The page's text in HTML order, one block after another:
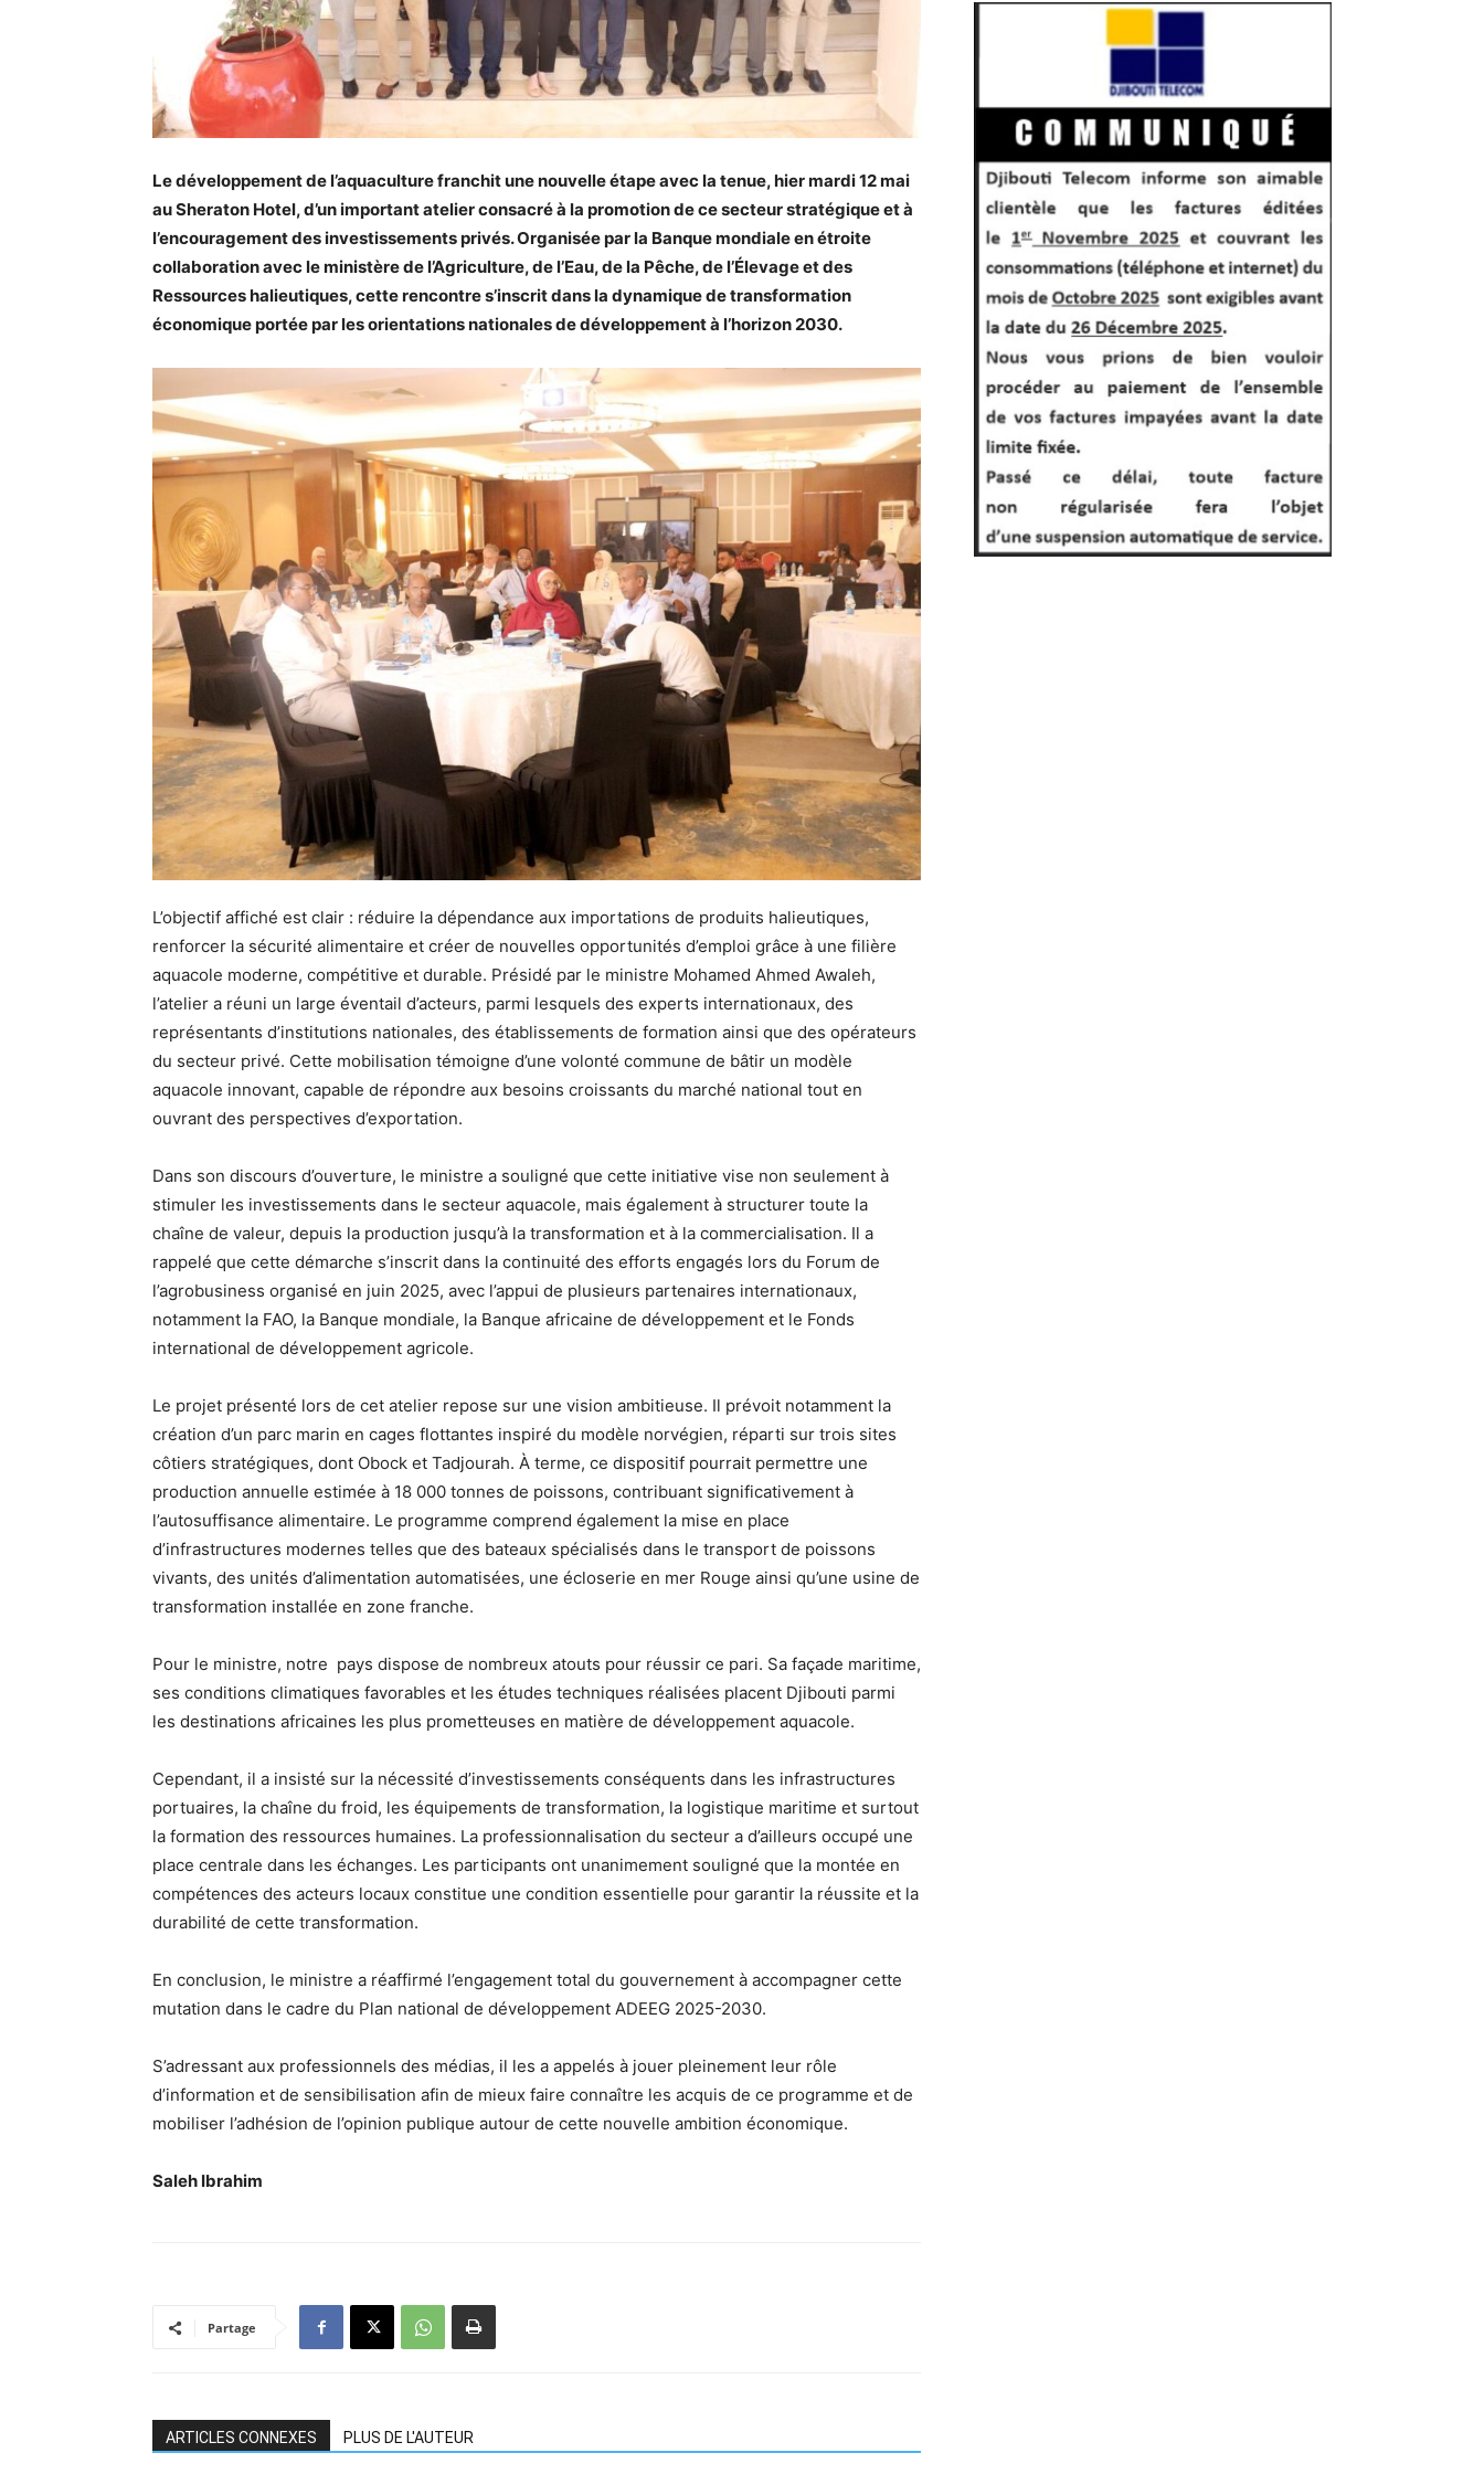
Le développement de l’aquaculture franchit une nouvelle étape avec la tenue, hier mardi 12 mai
au Sheraton Hotel, d’un important atelier consacré à la promotion de ce secteur stratégique et à
l’encouragement des investissements privés. Organisée par la Banque mondiale en étroite
collaboration avec le ministère de l’Agriculture, de l’Eau, de la Pêche, de l’Élevage et des
Ressources halieutiques, cette rencontre s’inscrit dans la dynamique de transformation
économique portée par les orientations nationales de développement à l’horizon 2030.
L’objectif affiché est clair : réduire la dépendance aux importations de produits halieutiques,
renforcer la sécurité alimentaire et créer de nouvelles opportunités d’emploi grâce à une filière
aquacole moderne, compétitive et durable. Présidé par le ministre Mohamed Ahmed Awaleh,
l’atelier a réuni un large éventail d’acteurs, parmi lesquels des experts internationaux, des
représentants d’institutions nationales, des établissements de formation ainsi que des opérateurs
du secteur privé. Cette mobilisation témoigne d’une volonté commune de bâtir un modèle
aquacole innovant, capable de répondre aux besoins croissants du marché national tout en
ouvrant des perspectives d’exportation.
Dans son discours d’ouverture, le ministre a souligné que cette initiative vise non seulement à
stimuler les investissements dans le secteur aquacole, mais également à structurer toute la
chaîne de valeur, depuis la production jusqu’à la transformation et à la commercialisation. Il a
rappelé que cette démarche s’inscrit dans la continuité des efforts engagés lors du Forum de
l’agrobusiness organisé en juin 2025, avec l’appui de plusieurs partenaires internationaux,
notamment la FAO, la Banque mondiale, la Banque africaine de développement et le Fonds
international de développement agricole.
Le projet présenté lors de cet atelier repose sur une vision ambitieuse. Il prévoit notamment la
création d’un parc marin en cages flottantes inspiré du modèle norvégien, réparti sur trois sites
côtiers stratégiques, dont Obock et Tadjourah. À terme, ce dispositif pourrait permettre une
production annuelle estimée à 18 000 tonnes de poissons, contribuant significativement à
l’autosuffisance alimentaire. Le programme comprend également la mise en place
d’infrastructures modernes telles que des bateaux spécialisés dans le transport de poissons
vivants, des unités d’alimentation automatisées, une écloserie en mer Rouge ainsi qu’une usine de
transformation installée en zone franche.
Pour le ministre, notre pays dispose de nombreux atouts pour réussir ce pari. Sa façade maritime,
ses conditions climatiques favorables et les études techniques réalisées placent Djibouti parmi
les destinations africaines les plus prometteuses en matière de développement aquacole.
Cependant, il a insisté sur la nécessité d’investissements conséquents dans les infrastructures
portuaires, la chaîne du froid, les équipements de transformation, la logistique maritime et surtout
la formation des ressources humaines. La professionnalisation du secteur a d’ailleurs occupé une
place centrale dans les échanges. Les participants ont unanimement souligné que la montée en
compétences des acteurs locaux constitue une condition essentielle pour garantir la réussite et la
durabilité de cette transformation.
En conclusion, le ministre a réaffirmé l’engagement total du gouvernement à accompagner cette
mutation dans le cadre du Plan national de développement ADEEG 2025-2030.
S’adressant aux professionnels des médias, il les a appelés à jouer pleinement leur rôle
d’information et de sensibilisation afin de mieux faire connaître les acquis de ce programme et de
mobiliser l’adhésion de l’opinion publique autour de cette nouvelle ambition économique.
Saleh Ibrahim
Partage
ARTICLES CONNEXES PLUS DE L'AUTEUR